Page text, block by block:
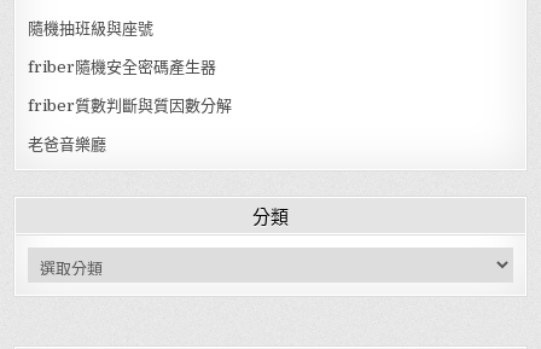
隨機抽班級與座號
friber隨機安全密碼產生器
friber質數判斷與質因數分解
老爸音樂廳
分類
分類